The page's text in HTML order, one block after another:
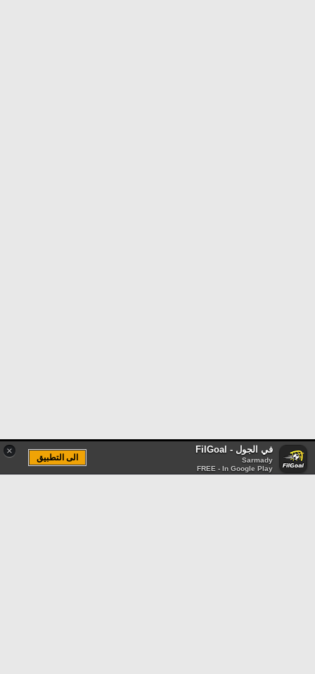
× في الجول - FilGoal
Sarmady
FREE - In Google Play
الى التطبيق